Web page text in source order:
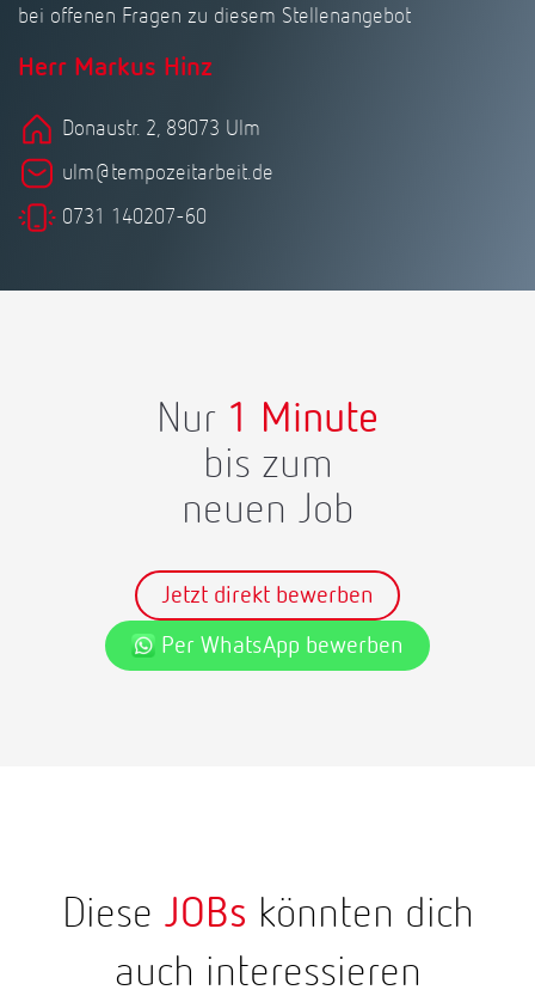
bei offenen Fragen zu diesem Stellenangebot
Herr Markus Hinz
Donaustr. 2, 89073 Ulm
ulm@tempozeitarbeit.de
0731 140207-60
Nur 1 Minute
bis zum
neuen Job
Jetzt direkt bewerben
Per WhatsApp bewerben
Diese JOBs könnten dich
auch interessieren